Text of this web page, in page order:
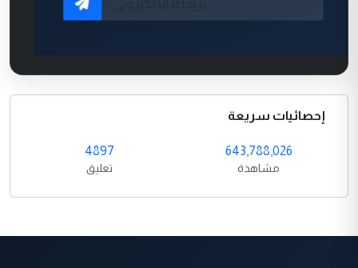
إحصائيات سريعة
643,788,026
مشاهدة
4897
تعليق